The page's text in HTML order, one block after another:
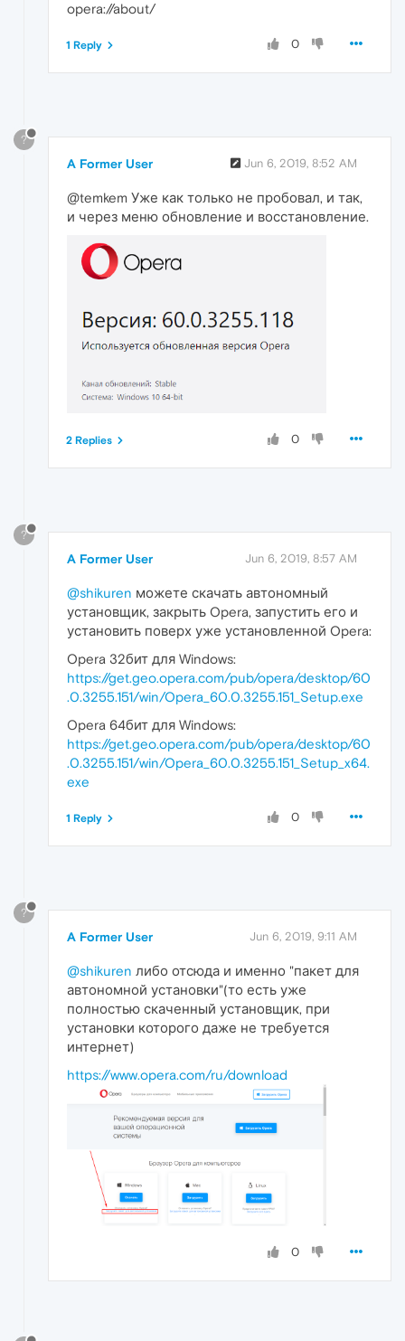
opera://about/
0
1 Reply
?
A Former User Jun 6, 2019, 8:52 AM
@temkem Уже как только не пробовал, и так,
и через меню обновление и восстановление.
0
2 Replies
?
A Former User Jun 6, 2019, 8:57 AM
@shikuren можете скачать автономный
установщик, закрыть Opera, запустить его и
установить поверх уже установленной Opera:
Opera 32бит для Windows:
https://get.geo.opera.com/pub/opera/desktop/60
.0.3255.151/win/Opera_60.0.3255.151_Setup.exe
Opera 64бит для Windows:
https://get.geo.opera.com/pub/opera/desktop/60
.0.3255.151/win/Opera_60.0.3255.151_Setup_x64.
exe
0
1 Reply
?
A Former User Jun 6, 2019, 9:11 AM
@shikuren либо отсюда и именно "пакет для
автономной установки"(то есть уже
полностью скаченный установщик, при
установки которого даже не требуется
интернет)
https://www.opera.com/ru/download
0